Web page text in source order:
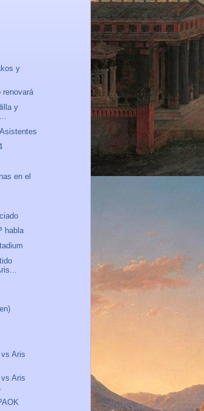
y
renovará
y
en el
habla
Aris
Aris